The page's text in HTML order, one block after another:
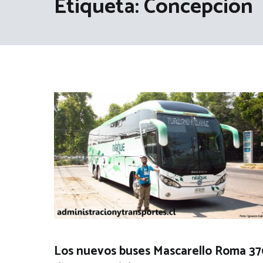
Los nuevos buses Mascarello Roma